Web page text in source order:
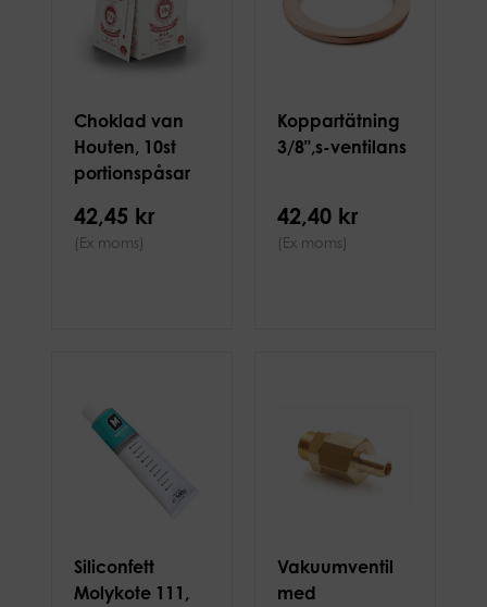
Choklad van
Houten, 10st
portionspåsar
42,45 kr
(Ex moms)
Koppartätning
3/8",s-ventilans
42,40 kr
(Ex moms)
Siliconfett
Molykote 111,
Vakuumventil
med